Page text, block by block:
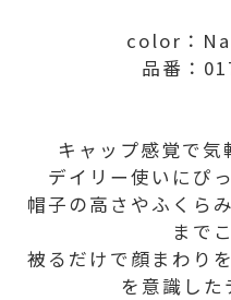
color：
品番：
キャップ感覚で気
デイリー使いにぴ
帽子の高さやふくら
まで
被るだけで顔まわり
を意識した